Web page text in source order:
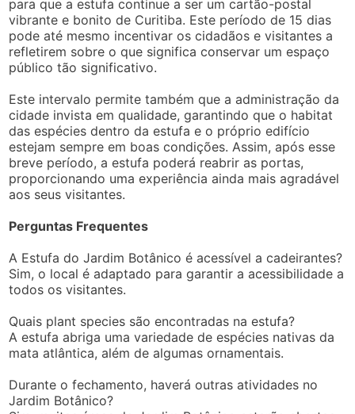
para que a estufa continue a ser um cartão-postal
vibrante e bonito de Curitiba. Este período de 15 dias
pode até mesmo incentivar os cidadãos e visitantes a
refletirem sobre o que significa conservar um espaço
público tão significativo.
Este intervalo permite também que a administração da
cidade invista em qualidade, garantindo que o habitat
das espécies dentro da estufa e o próprio edifício
estejam sempre em boas condições. Assim, após esse
breve período, a estufa poderá reabrir as portas,
proporcionando uma experiência ainda mais agradável
aos seus visitantes.
Perguntas Frequentes
A Estufa do Jardim Botânico é acessível a cadeirantes?
Sim, o local é adaptado para garantir a acessibilidade a
todos os visitantes.
Quais plant species são encontradas na estufa?
A estufa abriga uma variedade de espécies nativas da
mata atlântica, além de algumas ornamentais.
Durante o fechamento, haverá outras atividades no
Jardim Botânico?